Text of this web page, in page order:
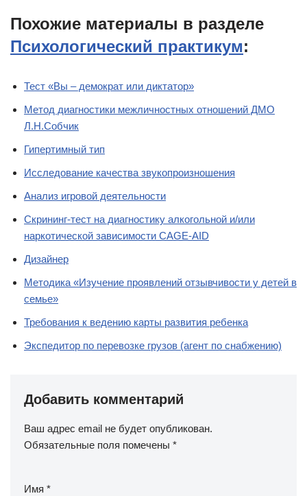
Похожие материалы в разделе
Психологический практикум:
Тест «Вы – демократ или диктатор»
Метод диагностики межличностных отношений ДМО
Л.Н.Собчик
Гипертимный тип
Исследование качества звукопроизношения
Анализ игровой деятельности
Скрининг-тест на диагностику алкогольной и/или
наркотической зависимости CAGE-AID
Дизайнер
Методика «Изучение проявлений отзывчивости у детей в
семье»
Требования к ведению карты развития ребенка
Экспедитор по перевозке грузов (агент по снабжению)
Добавить комментарий
Ваш адрес email не будет опубликован.
Обязательные поля помечены *
Имя *